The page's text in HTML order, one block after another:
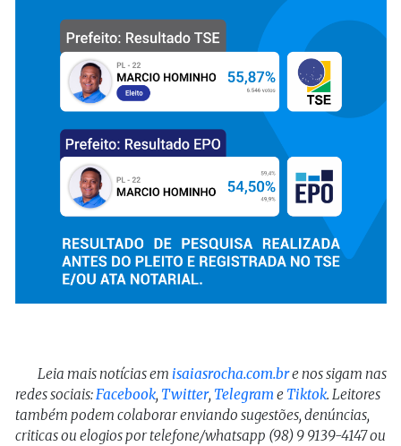
Leia mais notícias em isaiasrocha.com.bre nos sigam nas
redes sociais:Facebook, Twitter, Telegrame Tiktok. Leitores
também podem colaborar enviando sugestões, denúncias,
criticas ou elogios por telefone/whatsapp (98) 9 9139-4147 ou